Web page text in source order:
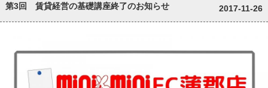
第3回 賃貸経営の基礎講座終了のお知らせ 2017-11-26